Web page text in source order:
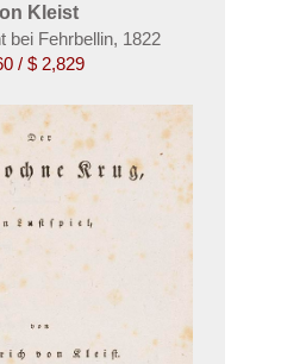
Kleist
bei Fehrbellin, 1822
/ $ 2,829